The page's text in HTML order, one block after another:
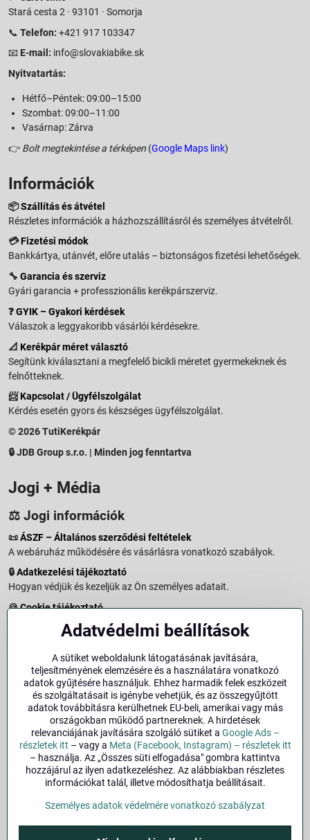
Stará cesta 2 · 93101 · Somorja
📞 Telefon: +421 917 103347
📧 E-mail: info@slovakiabike.sk
Nyitvatartás:
Hétfő–Péntek: 09:00–15:00
Szombat: 09:00–11:00
Vasárnap: Zárva
👉 Bolt megtekintése a térképen (Google Maps link)
Információk
📦Szállítás és átvétel
Részletes információk a házhozszállításról és személyes átvételről.
💳Fizetési módok
Bankkártya, utánvét, előre utalás – biztonságos fizetési lehetőségek.
🔧 Garancia és szerviz
Gyári garancia + professzionális kerékpárszerviz.
❓GYIK – Gyakori kérdések
Válaszok a leggyakoribb vásárlói kérdésekre.
📐 Kerékpár méret választó
Segítünk kiválasztani a megfelelő bicikli méretet gyermekeknek és
felnőtteknek.
📨Kapcsolat / Ügyfélszolgálat
Kérdés esetén gyors és készséges ügyfélszolgálat.
© 2026 TutiKerékpár
🔒 JDB Group s.r.o. | Minden jog fenntartva
Jogi + Média
⚖️ Jogi információk
📜ÁSZF – Általános szerződési feltételek
A webáruház működésére és vásárlásra vonatkozó szabályok.
🔒Adatkezelési tájékoztató
Hogyan védjük és kezeljük az Ön személyes adatait.
🍪Cookie tájékoztató
A weboldalon használt sütikről és adatkezelésről.
Vásárlástól való elállás menete és feltételei.
Elállás a szerződéstől
Impresszum
Üzemeltetői adatok és jogi tudnivalók.
🔐Biztonság
Facebook Instagram
Adatvédelmi beállítások
Adatvédelmi beállítások
A sütiket weboldalunk látogatásának javítására,
teljesítményének elemzésére és a használatára vonatkozó
adatok gyűjtésére használjuk. Ehhez harmadik felek eszközeit
és szolgáltatásait is igénybe vehetjük, és az összegyűjtött
adatok továbbításra kerülhetnek EU-beli, amerikai vagy más
országokban működő partnereknek. A hirdetések
relevanciájának javítására szolgáló sütiket a Google Ads –
részletek itt – vagy a Meta (Facebook, Instagram) – részletek itt
– használja. Az „Összes süti elfogadása" gombra kattintva
hozzájárul az ilyen adatkezeléshez. Az alábbiakban részletes
információkat talál, illetve módosíthatja beállításait.
Személyes adatok védelmére vonatkozó szabályzat